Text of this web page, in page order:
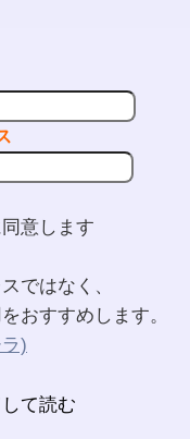
意します
ではなく、
おすすめします。
)